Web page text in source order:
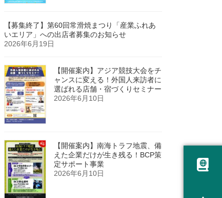
【募集終了】第60回常滑焼まつり「産業ふれあ
いエリア」への出店者募集のお知らせ
2026年6月19日
【開催案内】アジア競技大会をチ
ャンスに変える！外国人来訪者に
選ばれる店舗・宿づくりセミナー
2026年6月10日
【開催案内】南海トラフ地震、備
えた企業だけが生き残る！BCP策
定サポート事業
2026年6月10日